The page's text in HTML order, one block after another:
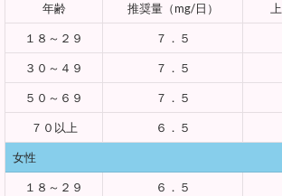
年齢 推奨量（mg/日）
１８～２９ ７．５
３０～４９ ７．５
５０～６９ ７．５
７０以上 ６．５
女性
１８～２９ ６．５